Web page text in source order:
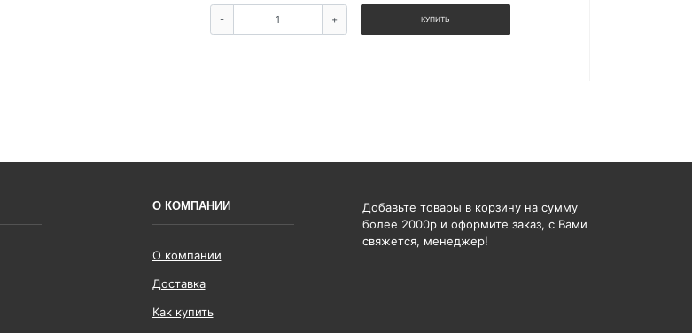
- + КУПИТЬ
О КОМПАНИИ
О компании
Доставка
Как купить
Добавьте товары в корзину на сумму
более 2000р и оформите заказ, с Вами
свяжется, менеджер!